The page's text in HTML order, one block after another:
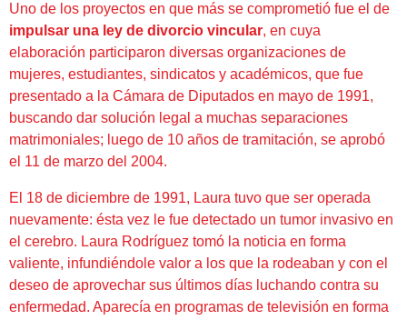
Uno de los proyectos en que más se comprometió fue el de
impulsar una ley de divorcio vincular, en cuya
elaboración participaron diversas organizaciones de
mujeres, estudiantes, sindicatos y académicos, que fue
presentado a la Cámara de Diputados en mayo de 1991,
buscando dar solución legal a muchas separaciones
matrimoniales; luego de 10 años de tramitación, se aprobó
el 11 de marzo del 2004.
El 18 de diciembre de 1991, Laura tuvo que ser operada
nuevamente: ésta vez le fue detectado un tumor invasivo en
el cerebro. Laura Rodríguez tomó la noticia en forma
valiente, infundiéndole valor a los que la rodeaban y con el
deseo de aprovechar sus últimos días luchando contra su
enfermedad. Aparecía en programas de televisión en forma